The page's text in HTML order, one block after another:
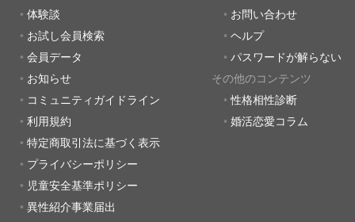
体験談
お試し会員検索
会員データ
お知らせ
コミュニティガイドライン
利用規約
特定商取引法に基づく表示
プライバシーポリシー
児童安全基準ポリシー
異性紹介事業届出
お問い合わせ
ヘルプ
パスワードが解らない
その他のコンテンツ
性格相性診断
婚活恋愛コラム